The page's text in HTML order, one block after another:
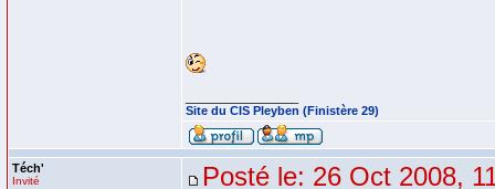
Site du CIS Pleyben (Finistère 29)
Téch'
Invité Posté le: 26 Oct 2008,